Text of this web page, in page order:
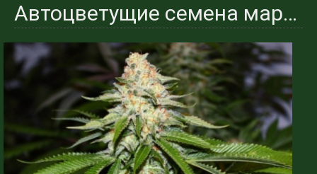
Автоцветущие семена марихуаны сорта - Afghan Kush Испания - Gold Seeds